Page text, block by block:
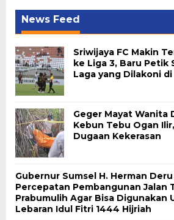
News Feed
Sriwijaya FC Makin
ke Liga 3, Baru Petik
Laga yang Dilakoni di
Geger Mayat Wanita
Kebun Tebu Ogan
Dugaan Kekerasan
Gubernur Sumsel H. Herman
Percepatan Pembangunan Jalan
Prabumulih Agar Bisa Digunakan
Lebaran Idul Fitri 1444 Hijriah